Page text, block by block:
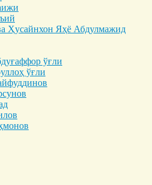
Ҳусайнхон Яҳё Абдулмажид
ўғли
ўғли